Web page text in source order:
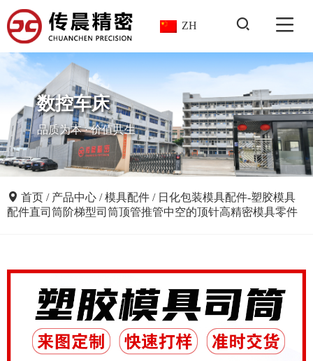
ZH
数控车床
品质为本 · 价值共生
首页 / 产品中心 /模具配件 / 日化包装模具配件-塑胶模具
配件直司筒阶梯型司筒顶管推管中空的顶针高精密模具零件